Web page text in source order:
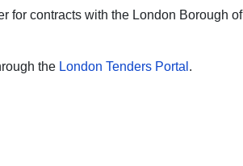
for contracts with the London Borough of
the London Tenders Portal .